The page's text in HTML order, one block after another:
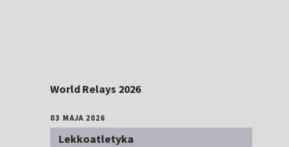
World Relays 2026
03 MAJA 2026
Lekkoatletyka